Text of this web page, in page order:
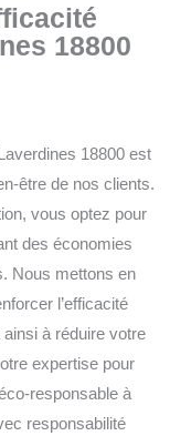
18800
18800 est
être de nos clients.
vous optez pour
des économies
Nous mettons en
l’efficacité
à réduire votre
expertise pour
responsable à
responsabilité